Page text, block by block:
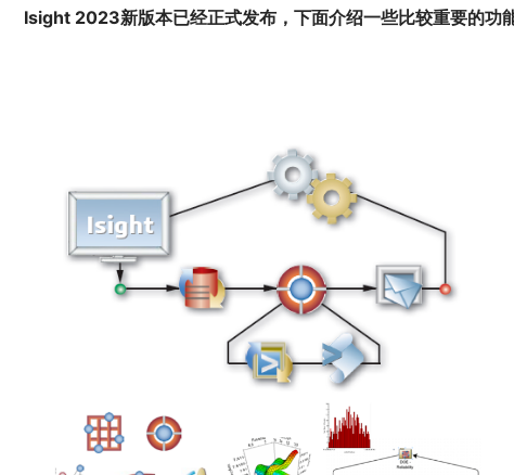
Isight 2023新版本已经正式发布，下面介绍一些比较重要的功能